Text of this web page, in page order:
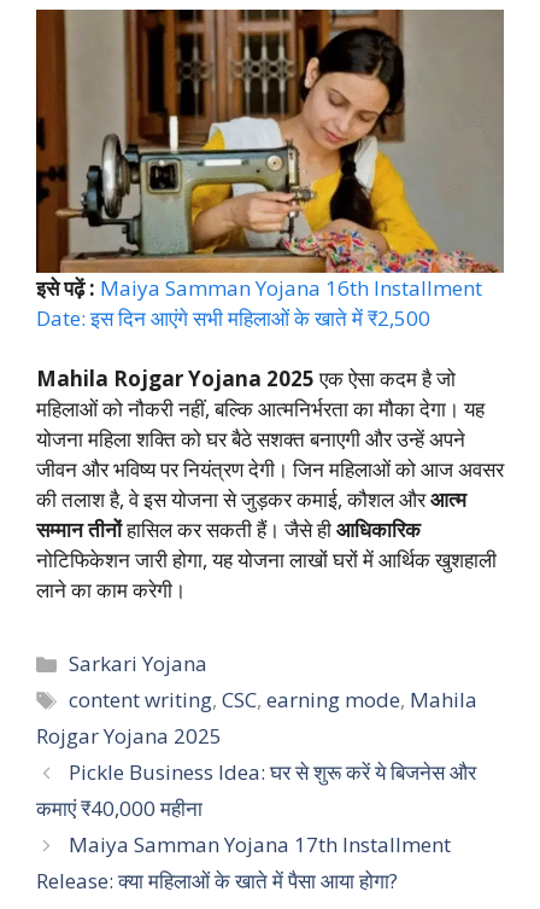
इसे पढ़ें : Maiya Samman Yojana 16th Installment
Date: इस दिन आएंगे सभी महिलाओं के खाते में ₹2,500
Mahila Rojgar Yojana 2025एक ऐसा कदम है जो
महिलाओं को नौकरी नहीं, बल्कि आत्मनिर्भरता का मौका देगा। यह
योजना महिला शक्ति को घर बैठे सशक्त बनाएगी और उन्हें अपने
जीवन और भविष्य पर नियंत्रण देगी। जिन महिलाओं को आज अवसर
की तलाश है, वे इस योजना से जुड़कर कमाई, कौशल औरआत्म
सम्मान तीनोंहासिल कर सकती हैं। जैसे हीआधिकारिक
नोटिफिकेशन जारी होगा, यह योजना लाखों घरों में आर्थिक खुशहाली
लाने का काम करेगी।
Categories
Sarkari Yojana
Tags
content writing,CSC,earning mode, Mahila
Rojgar Yojana 2025
Pickle Business Idea: घर से शुरू करें ये बिजनेस और
कमाएं ₹40,000 महीना
Maiya Samman Yojana 17th Installment
Release: क्या महिलाओं के खाते में पैसा आया होगा?